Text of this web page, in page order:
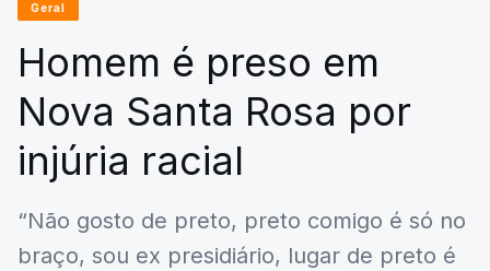
Geral
Homem é preso em
Nova Santa Rosa por
injúria racial
“Não gosto de preto, preto comigo é só no
braço, sou ex presidiário, lugar de preto é